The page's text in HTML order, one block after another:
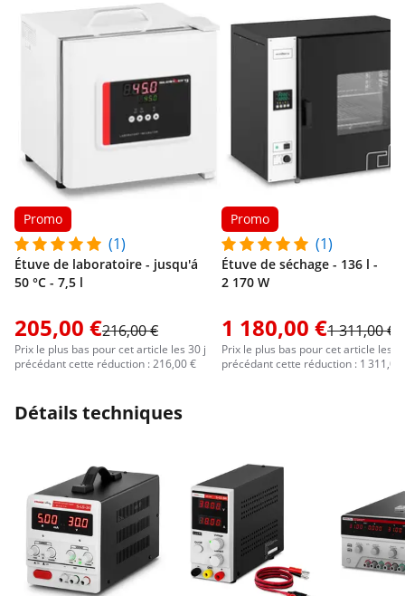
Promo
(1)
Étuve de laboratoire - jusqu'á
50 °C - 7,5 l
205,00 €216,00 €
Prix le plus bas pour cet article les 30 j
précédant cette réduction : 216,00 €
Promo
(1)
Étuve de séchage - 136 l -
2 170 W
1 180,00 €1 311,00 €
Prix le plus bas pour cet article les
précédant cette réduction : 1 311,00
Détails techniques